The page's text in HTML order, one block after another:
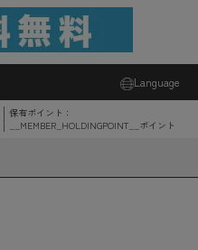
Language
保有ポイント：
__MEMBER_HOLDINGPOINT__
ポイント